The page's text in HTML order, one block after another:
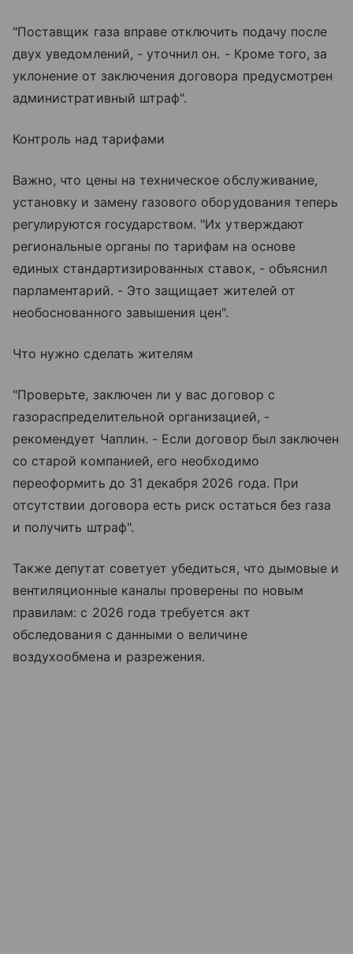
"Поставщик газа вправе отключить подачу после
двух уведомлений, - уточнил он. - Кроме того, за
уклонение от заключения договора предусмотрен
административный штраф".
Контроль над тарифами
Важно, что цены на техническое обслуживание,
установку и замену газового оборудования теперь
регулируются государством. "Их утверждают
региональные органы по тарифам на основе
единых стандартизированных ставок, - объяснил
парламентарий. - Это защищает жителей от
необоснованного завышения цен".
Что нужно сделать жителям
"Проверьте, заключен ли у вас договор с
газораспределительной организацией, -
рекомендует Чаплин. - Если договор был заключен
со старой компанией, его необходимо
переоформить до 31 декабря 2026 года. При
отсутствии договора есть риск остаться без газа
и получить штраф".
Также депутат советует убедиться, что дымовые и
вентиляционные каналы проверены по новым
правилам: с 2026 года требуется акт
обследования с данными о величине
воздухообмена и разрежения.